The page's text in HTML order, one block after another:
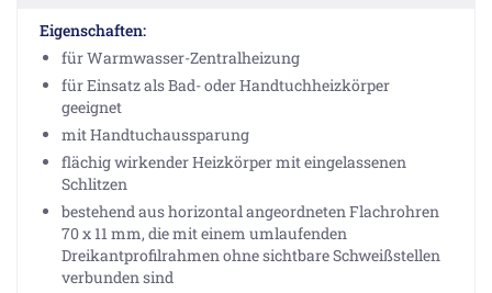
Eigenschaften:
für Warmwasser-Zentralheizung
für Einsatz als Bad- oder Handtuchheizkörper
geeignet
mit Handtuchaussparung
flächig wirkender Heizkörper mit eingelassenen
Schlitzen
bestehend aus horizontal angeordneten Flachrohren
70 x 11 mm, die mit einem umlaufenden
Dreikantprofilrahmen ohne sichtbare Schweißstellen
verbunden sind